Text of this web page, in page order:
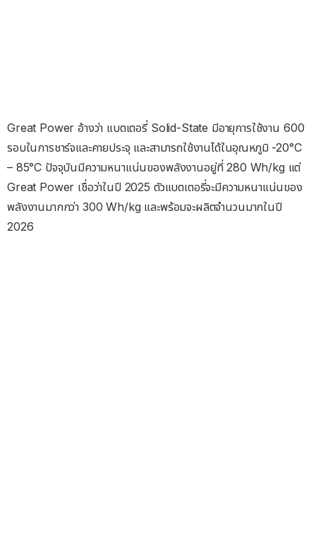
Great Power อ้างว่า แบตเตอรี่ Solid-State มีอายุการใช้งาน 600
รอบในการชาร์จและคายประจุ และสามารถใช้งานได้ในอุณหภูมิ -20°C
– 85°C ปัจจุบันมีความหนาแน่นของพลังงานอยู่ที่ 280 Wh/kg แต่
Great Power เชื่อว่าในปี 2025 ตัวแบตเตอรี่จะมีความหนาแน่นของ
พลังงานมากกว่า 300 Wh/kg และพร้อมจะผลิตจำนวนมากในปี
2026